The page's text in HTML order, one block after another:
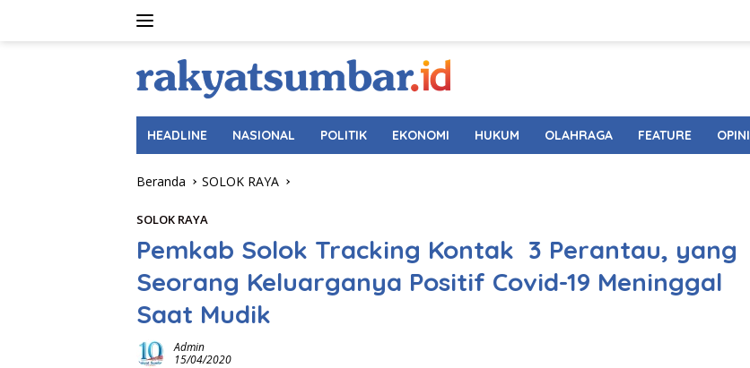
HEADLINE NASIONAL POLITIK EKONOMI HUKUM OLAHRAGA FEATURE OPINI
Beranda SOLOK RAYA
SOLOK RAYA
Pemkab Solok Tracking Kontak 3 Perantau, yang
Seorang Keluarganya Positif Covid-19 Meninggal
Saat Mudik
Admin
15/04/2020